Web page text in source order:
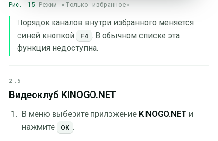
Рис. 15 Режим «Только избранное»
Порядок каналов внутри избранного меняется
синей кнопкой
F4 . В обычном списке эта
функция недоступна.
2.6
Видеоклуб KINOGO.NET
В меню выберите приложение KINOGO.NET и
нажмите
ОК .